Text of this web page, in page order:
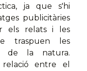
ja que s'hi
publicitàries
els relats i les
traspuen les
de la natura.
entre el